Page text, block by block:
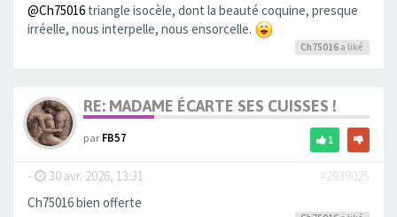
@Ch75016 triangle isocèle, dont la beauté coquine, presque
irréelle, nous interpelle, nous ensorcelle.
Ch75016 a liké
RE: MADAME ÉCARTE SES CUISSES !
parFB57 1
- 30 avr. 2026, 13:31
#2939025
Ch75016 bien offerte